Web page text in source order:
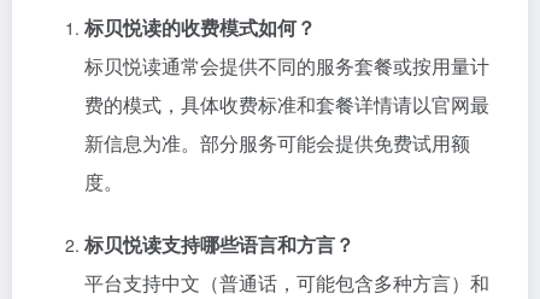
标贝悦读的收费模式如何？
标贝悦读通常会提供不同的服务套餐或按用量计
费的模式，具体收费标准和套餐详情请以官网最
新信息为准。部分服务可能会提供免费试用额
度。
标贝悦读支持哪些语言和方言？
平台支持中文（普通话，可能包含多种方言）和